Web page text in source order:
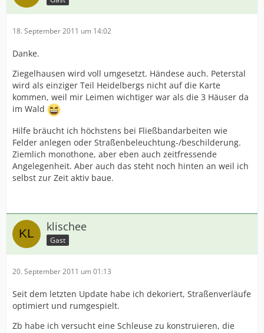
18. September 2011 um 14:02
Danke.
Ziegelhausen wird voll umgesetzt. Händese auch. Peterstal
wird als einziger Teil Heidelbergs nicht auf die Karte
kommen, weil mir Leimen wichtiger war als die 3 Häuser da
im Wald
Hilfe bräucht ich höchstens bei Fließbandarbeiten wie
Felder anlegen oder Straßenbeleuchtung-/beschilderung.
Ziemlich monothone, aber eben auch zeitfressende
Angelegenheit. Aber auch das steht noch hinten an weil ich
selbst zur Zeit aktiv baue.
klischee
Gast
20. September 2011 um 01:13
Seit dem letzten Update habe ich dekoriert, Straßenverläufe
optimiert und rumgespielt.
Zb habe ich versucht eine Schleuse zu konstruieren, die